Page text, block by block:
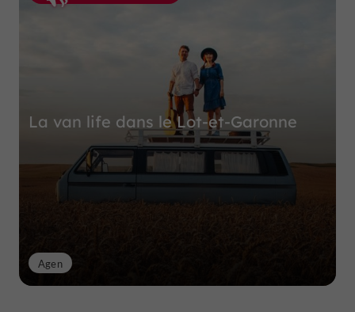
La van life dans le Lot-et-Garonne
Agen